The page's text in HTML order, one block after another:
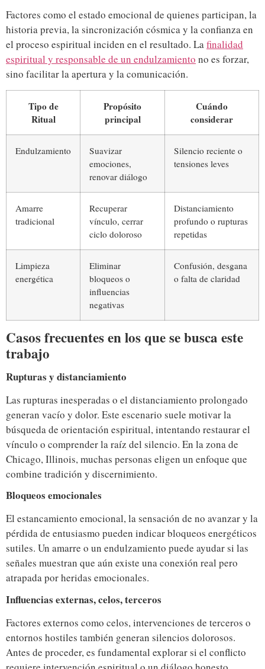
Factores como el estado emocional de quienes participan, la
historia previa, la sincronización cósmica y la confianza en
el proceso espiritual inciden en el resultado. Lafinalidad
espiritual y responsable de un endulzamiento no es forzar,
sino facilitar la apertura y la comunicación.
Tipo de
Ritual
Propósito
principal
Cuándo
considerar
Endulzamiento
Suavizar
emociones,
renovar diálogo
Silencio reciente o
tensiones leves
Amarre
tradicional
Recuperar
vínculo, cerrar
ciclo doloroso
Distanciamiento
profundo o rupturas
repetidas
Limpieza
energética
Eliminar
bloqueos o
influencias
negativas
Confusión, desgana
o falta de claridad
Casos frecuentes en los que se busca este
trabajo
Rupturas y distanciamiento
Las rupturas inesperadas o el distanciamiento prolongado
generan vacío y dolor. Este escenario suele motivar la
búsqueda de orientación espiritual, intentando restaurar el
vínculo o comprender la raíz del silencio. En la zona de
Chicago, Illinois, muchas personas eligen un enfoque que
combine tradición y discernimiento.
Bloqueos emocionales
El estancamiento emocional, la sensación de no avanzar y la
pérdida de entusiasmo pueden indicar bloqueos energéticos
sutiles. Un amarre o un endulzamiento puede ayudar si las
señales muestran que aún existe una conexión real pero
atrapada por heridas emocionales.
Influencias externas, celos, terceros
Factores externos como celos, intervenciones de terceros o
entornos hostiles también generan silencios dolorosos.
Antes de proceder, es fundamental explorar si el conflicto